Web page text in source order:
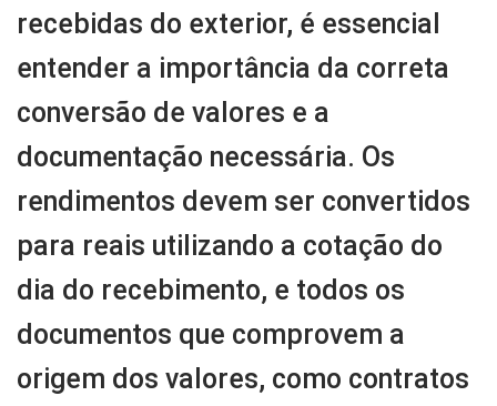
recebidas do exterior, é essencial
entender a importância da correta
conversão de valores e a
documentação necessária. Os
rendimentos devem ser convertidos
para reais utilizando a cotação do
dia do recebimento, e todos os
documentos que comprovem a
origem dos valores, como contratos